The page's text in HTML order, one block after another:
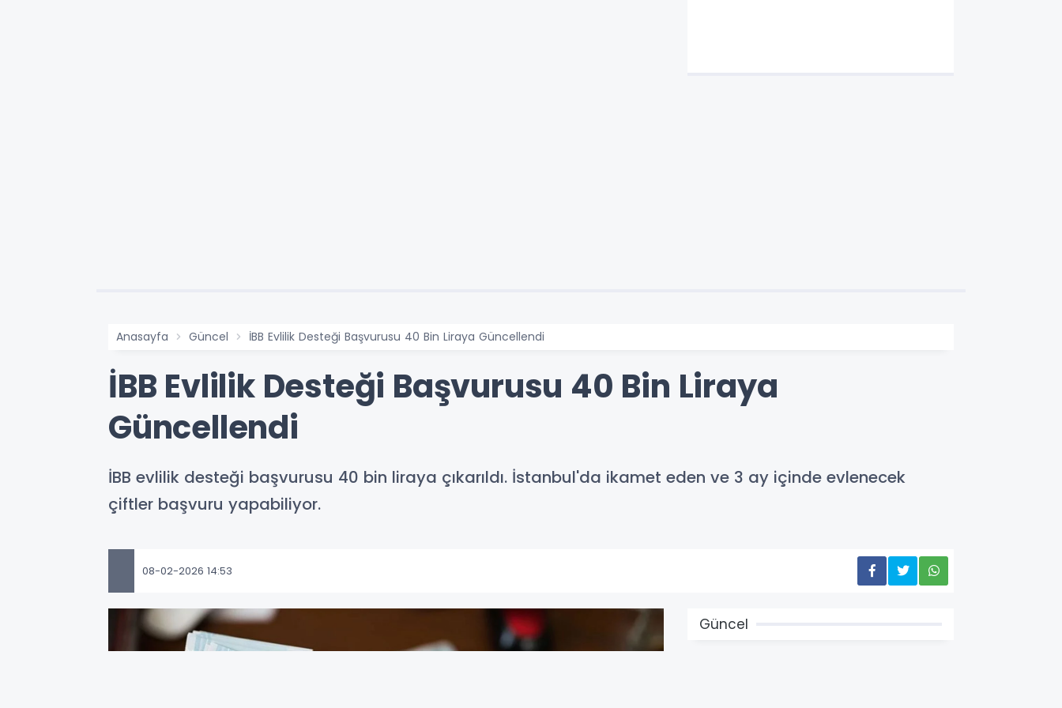
Anasayfa Güncel İBB Evlilik Desteği Başvurusu 40 Bin Liraya Güncellendi
İBB Evlilik Desteği Başvurusu 40 Bin Liraya
Güncellendi
İBB evlilik desteği başvurusu 40 bin liraya çıkarıldı. İstanbul'da ikamet eden ve 3 ay içinde evlenecek
çiftler başvuru yapabiliyor.
08-02-2026 14:53
Güncel